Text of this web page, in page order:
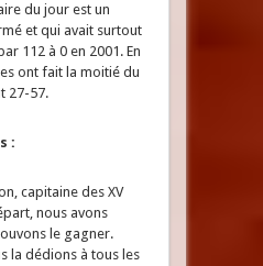
du jour est un
et qui avait surtout
112 à 0 en 2001. En
ont fait la moitié du
27-57.
:
capitaine des XV
nous avons
le gagner.
la dédions à tous les